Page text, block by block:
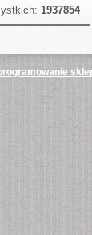
1937854